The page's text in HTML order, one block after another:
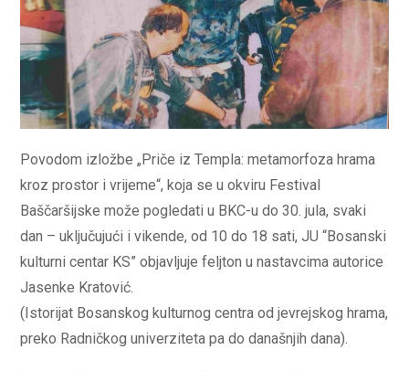
Povodom izložbe „Priče iz Templa: metamorfoza hrama
kroz prostor i vrijeme“, koja se u okviru Festival
Baščaršijske može pogledati u BKC-u do 30. jula, svaki
dan – uključujući i vikende, od 10 do 18 sati, JU “Bosanski
kulturni centar KS” objavljuje feljton u nastavcima autorice
Jasenke Kratović.
(Istorijat Bosanskog kulturnog centra od jevrejskog hrama,
preko Radničkog univerziteta pa do današnjih dana).